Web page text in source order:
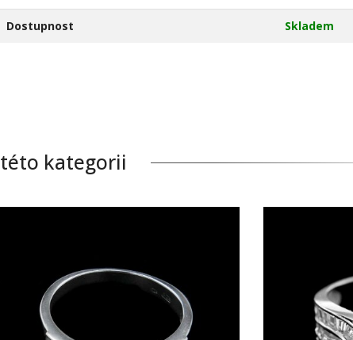
Dostupnost Skladem
kategorii